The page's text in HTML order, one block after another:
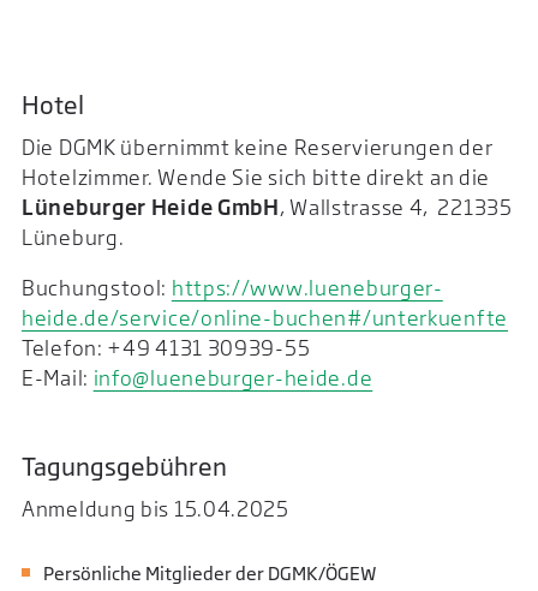
Hotel
Die DGMK übernimmt keine Reservierungen der
Hotelzimmer. Wende Sie sich bitte direkt an die
Lüneburger Heide GmbH, Wallstrasse 4, 221335
Lüneburg.
Buchungstool: https://www.lueneburger-
heide.de/service/online-buchen#/unterkuenfte
Telefon: +49 4131 30939-55
E-Mail: info@lueneburger-heide.de
Tagungsgebühren
Anmeldung bis 15.04.2025
Persönliche Mitglieder der DGMK/ÖGEW